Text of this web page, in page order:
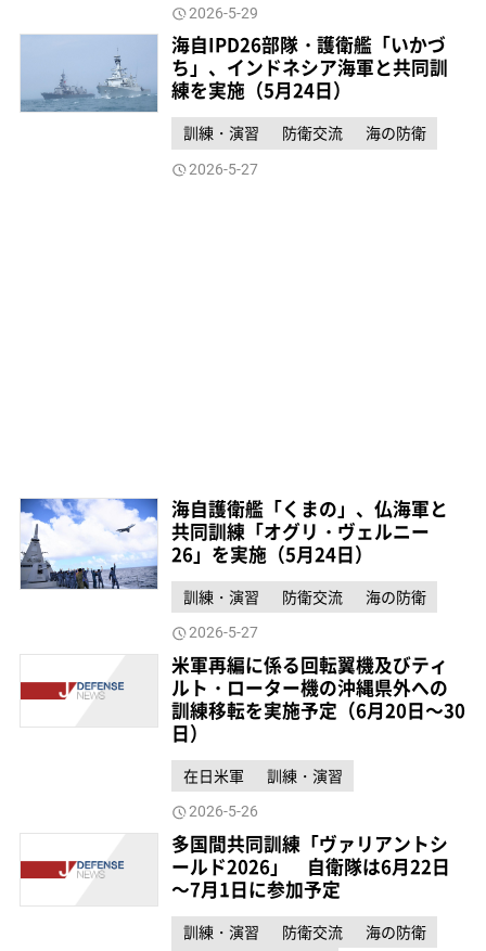
2026-5-29
海自IPD26部隊・護衛艦「いかづ
ち」、インドネシア海軍と共同訓
練を実施（5月24日）
訓練・演習 防衛交流 海の防衛
2026-5-27
海自護衛艦「くまの」、仏海軍と
共同訓練「オグリ・ヴェルニー
26」を実施（5月24日）
訓練・演習 防衛交流 海の防衛
2026-5-27
米軍再編に係る回転翼機及びティ
ルト・ローター機の沖縄県外への
訓練移転を実施予定（6月20日～30
日）
在日米軍 訓練・演習
2026-5-26
多国間共同訓練「ヴァリアントシ
ールド2026」 自衛隊は6月22日
～7月1日に参加予定
訓練・演習 防衛交流
海の防衛